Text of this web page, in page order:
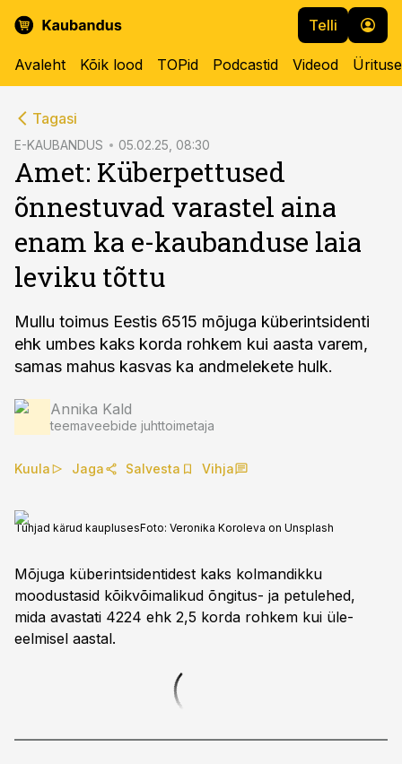
Telli
Avaleht Kõik lood TOPid Podcastid Videod
Tagasi
E-KAUBANDUS 05.02.25, 08:30
Amet: Küberpettused
õnnestuvad varastel aina
enam ka e-kaubanduse laia
leviku tõttu
Mullu toimus Eestis 6515 mõjuga küberintsidenti
ehk umbes kaks korda rohkem kui aasta varem,
samas mahus kasvas ka andmelekete hulk.
Annika Kald
teemaveebide juhttoimetaja
Kuula Jaga Salvesta Vihja
Tühjad kärud kauplusesFoto: Veronika Koroleva on Unsplash
Mõjuga küberintsidentidest kaks kolmandikku
moodustasid kõikvõimalikud õngitus- ja petulehed,
mida avastati 4224 ehk 2,5 korda rohkem kui üle-
eelmisel aastal.